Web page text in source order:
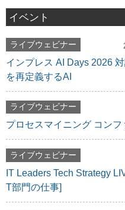
イベント
ライブウェビナー
インプレス AI Days 2026
を再定義するAI
ライブウェビナー
プロセスマイニング コン
ライブウェビナー
IT Leaders Tech Strategy
T部門の仕事]